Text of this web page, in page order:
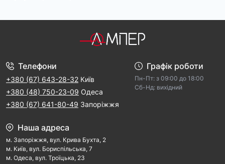
Телефони
+380 (67) 643-28-32 Київ
+380 (48) 750-23-09 Одеса
+380 (67) 641-80-49 Запоріжжя
Графік роботи
Пн-Пт: з 09:00 дo 18:00
Cб-Hд: виxідний
Наша адреса
м. Запорiжжя, вул. Крива Бухта, 2
м. Kиїв, вул. Бориспільська, 7
м. Одеса, вул. Троїцька, 23